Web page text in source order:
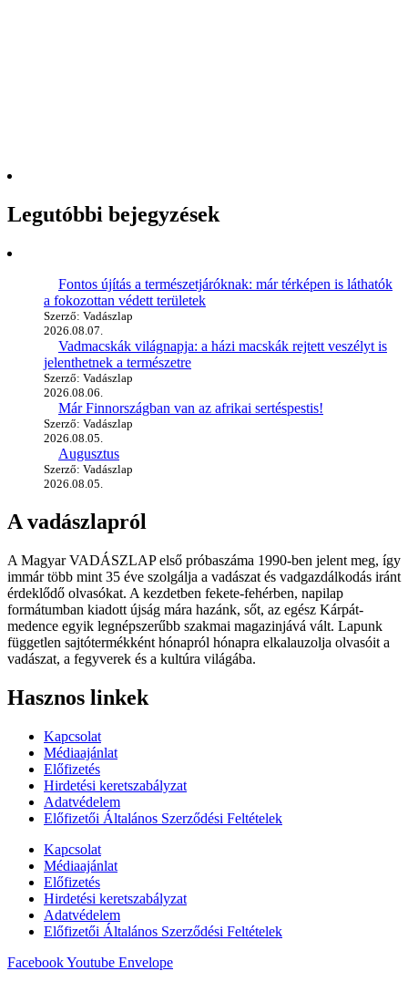
Legutóbbi bejegyzések
Fontos újítás a természetjáróknak: már térképen is láthatók
a fokozottan védett területek
Szerző: Vadászlap
2026.08.07.
Vadmacskák világnapja: a házi macskák rejtett veszélyt is
jelenthetnek a természetre
Szerző: Vadászlap
2026.08.06.
Már Finnországban van az afrikai sertéspestis!
Szerző: Vadászlap
2026.08.05.
Augusztus
Szerző: Vadászlap
2026.08.05.
A vadászlapról
A Magyar VADÁSZLAP első próbaszáma 1990-ben jelent meg, így
immár több mint 35 éve szolgálja a vadászat és vadgazdálkodás iránt
érdeklődő olvasókat. A kezdetben fekete-fehérben, napilap
formátumban kiadott újság mára hazánk, sőt, az egész Kárpát-
medence egyik legnépszerűbb szakmai magazinjává vált. Lapunk
független sajtótermékként hónapról hónapra elkalauzolja olvasóit a
vadászat, a fegyverek és a kultúra világába.
Hasznos linkek
Kapcsolat
Médiaajánlat
Előfizetés
Hirdetési keretszabályzat
Adatvédelem
Előfizetői Általános Szerződési Feltételek
Kapcsolat
Médiaajánlat
Előfizetés
Hirdetési keretszabályzat
Adatvédelem
Előfizetői Általános Szerződési Feltételek
FacebookYoutube Envelope